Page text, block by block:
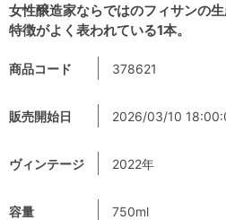
女性醸造家ならではのフィサンの
特徴がよく表われている1本。
商品コード 378621
販売開始日 2026/03/10
ヴィンテージ 2022年
容量 750ml